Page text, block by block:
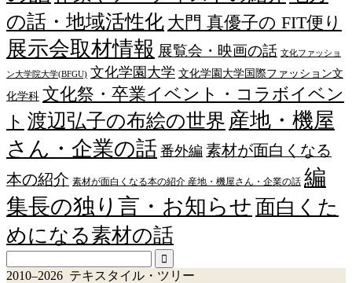
の話・地域活性化 大門 真優子の FIT便り
展示会取材情報 展覧会・映画の話 文化ファッショ
ン大学院大学(BFGU) 文化学園大学 文化学園大学国際ファッション文
化学科 文化祭・卒業イベント・コラボイベン
ト 渡辺弘子の布絵の世界 産地・機屋
さん・企業の話 番外編 素材が面白くなる
本の紹介 素材が面白くなる本の紹介 産地・機屋さん・企業の話 編
集長の独り言・お知らせ 面白くた
めになる素材の話
2010–2026 テキスタイル・ツリー